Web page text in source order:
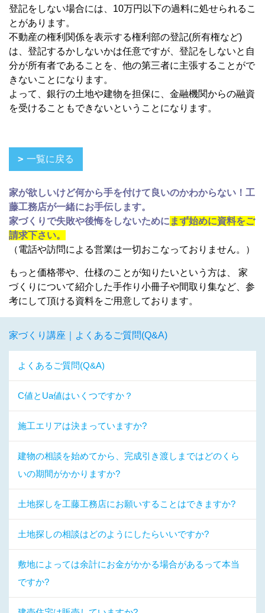
登記をしない場合には、10万円以下の過料に処せられるこ
とがあります。
不動産の権利関係を表示する権利部の登記(所有権など)
は、登記するかしないかは任意ですが、登記をしないと自
分が所有者であることを、他の第三者に主張することがで
きないことになります。
よって、銀行の土地や建物を担保に、金融機関からの融資
を受けることもできないということになります。
一覧に戻る
家が欲しいけど何から手を付けて良いのかわからない！工
藤工務店が一緒にお手伝します。
家づくりで失敗や後悔をしないために まず始めに資料をご
請求下さい。
（電話や訪問による営業は一切おこなっておりません。）
もっと価格帯や、仕様のことが知りたいという方は、 家
づくりについて紹介した手作り小冊子や間取り集など、参
考にして頂ける資料をご用意しております。
家づくり講座｜よくあるご質問(Q&A)
よくあるご質問(Q&A)
C値とUa値はいくつですか？
施工エリアは決まっていますか?
建物の相談を始めてから、完成引き渡しまではどのくら
いの期間がかかりますか?
土地探しを工藤工務店にお願いすることはできますか?
土地探しの相談はどのようにしたらいいですか?
敷地によっては余計にお金がかかる場合があるって本当
ですか?